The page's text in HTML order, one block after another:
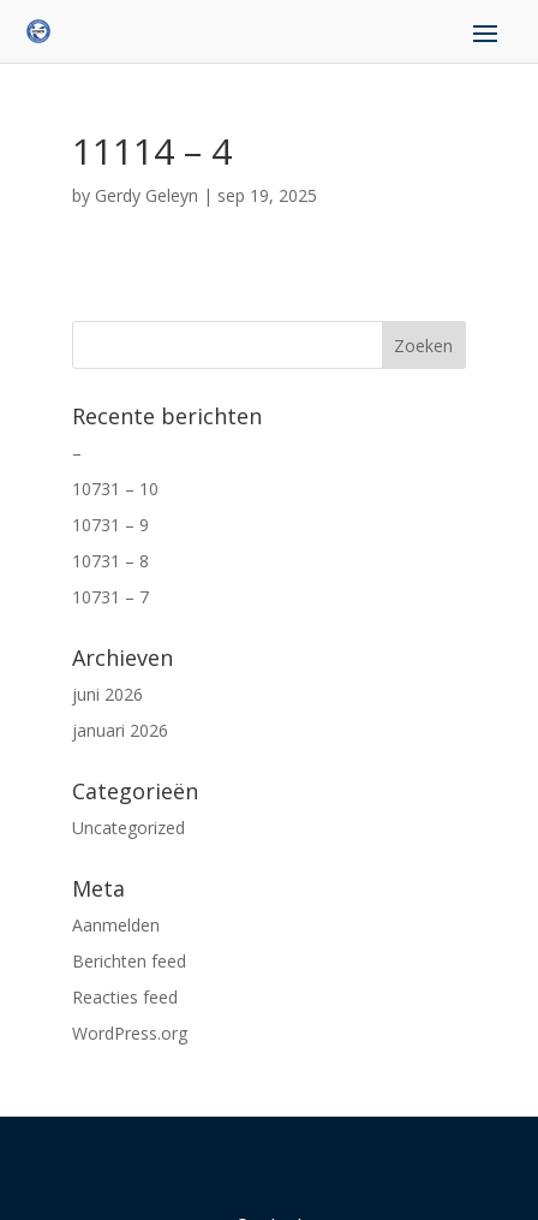
11114 – 4
by Gerdy Geleyn | sep 19, 2025
Recente berichten
–
10731 – 10
10731 – 9
10731 – 8
10731 – 7
Archieven
juni 2026
januari 2026
Categorieën
Uncategorized
Meta
Aanmelden
Berichten feed
Reacties feed
WordPress.org